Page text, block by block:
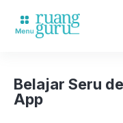
Belajar Seru
App